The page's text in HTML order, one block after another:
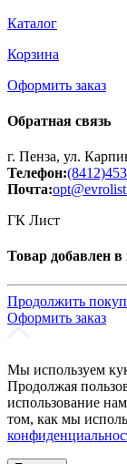
Каталог
Корзина
Оформить заказ
Обратная связь
г. Пенза, ул.
Телефон:
Почта:
ГК Лист
Товар добавлен в
Продолжить
Оформить заказ
Мы используем
Продолжая
использование
том, как мы